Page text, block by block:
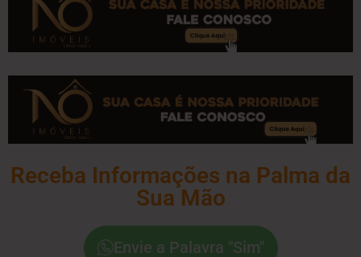
Receba Informações na Palma da
Sua Mão
Envie a Palavra "Sim"